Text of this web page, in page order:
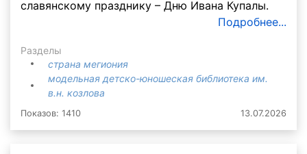
славянскому празднику – Дню Ивана Купалы.
Подробнее...
Разделы
страна мегиония
модельная детско-юношеская библиотека им.
в.н. козлова
Показов: 1410 13.07.2026